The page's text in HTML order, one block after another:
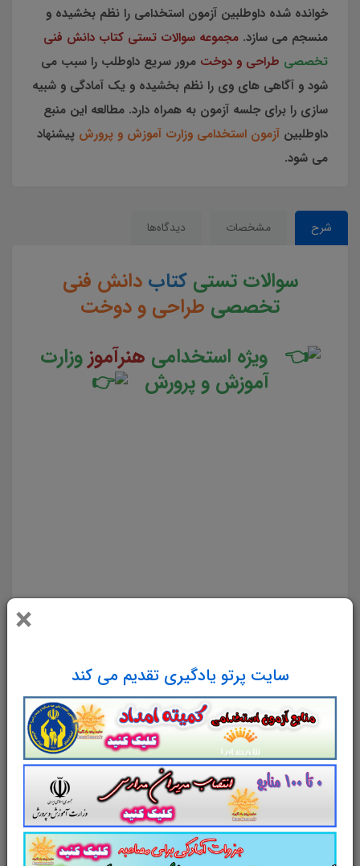
×
سایت پرتو یادگیری تقدیم می کند
خوانده شده داوطلبین آزمون استخدامی را نظم بخشیده و
منسجم می سازد. مجموعه سوالات تستی کتاب دانش فنی
تخصصی طراحی و دوخت مرور سریع داوطلب را سبب می
شود و آگاهی های وی را نظم بخشیده و یک آمادگی و شبیه
سازی را برای جلسه آزمون به همراه دارد. مطالعه این منبع
داوطلبین آزمون استخدامی وزارت آموزش و پرورش پیشنهاد
می شود.
شرح مشخصات دیدگاه‌ها
سوالات تستی کتابدانش فنی
تخصصی طراحی و دوخت
ویژه استخدامی هنرآموزوزارت
آموزش و پرورش
مجموعه سوالات و تست کتاب دانش
فنیتخصصیطراحی و دوختبا پاسخ
تشریحی
سوالات و تست کتاب دانش فنیتخصصی
طراحی
شامل تست در99صفحه با پاسخ
تشریحیو ترجمه متون انگلیسیدر قالب فایل